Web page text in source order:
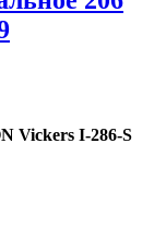
Vickers I-286-S